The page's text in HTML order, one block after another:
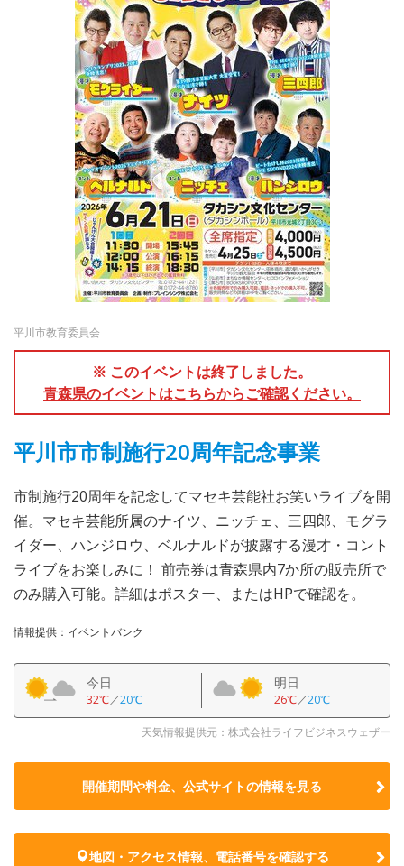
平川市教育委員会
※ このイベントは終了しました。
青森県のイベントはこちらからご確認ください。
平川市市制施行20周年記念事業
市制施行20周年を記念してマセキ芸能社お笑いライブを開
催。マセキ芸能所属のナイツ、ニッチェ、三四郎、モグラ
イダー、ハンジロウ、ベルナルドが披露する漫才・コント
ライブをお楽しみに！ 前売券は青森県内7か所の販売所で
のみ購入可能。詳細はポスター、またはHPで確認を。
情報提供：イベントバンク
今日
32℃／20℃
明日
26℃／20℃
天気情報提供元：株式会社ライフビジネスウェザー
開催期間や料金、公式サイトの情報を見る
地図・アクセス情報、電話番号を確認する